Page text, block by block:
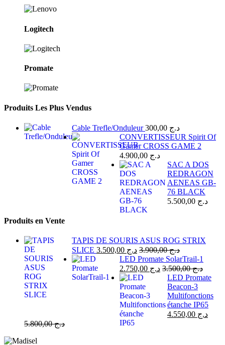
Logitech
Promate
Produits Les Plus Vendus
Cable Trefle/Onduleur د.ج
CONVERTISSEUR Spirit Of
Gamer CROSS GAME 2
د.ج
SAC A DOS
REDRAGON
AENEAS GB-
76 BLACK
د.ج
Produits en Vente
TAPIS DE SOURIS ASUS ROG STRIX
SLICE
د.ج د.ج3.900,00
LED Promate SolarTrail-1
د.ج
د.ج3.500,00
LED Promate
Beacon-3
Multifonctions
étanche IP65
د.ج
د.ج5.800,00